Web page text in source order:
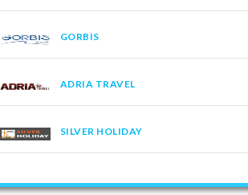
GORBIS
ADRIA TRAVEL
SILVER HOLIDAY